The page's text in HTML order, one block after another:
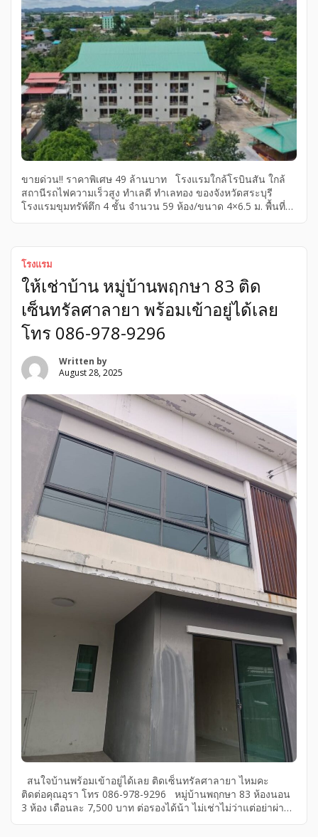
ขายด่วน!! ราคาพิเศษ 49 ล้านบาท โรงแรมใกล้โรบินสัน ใกล้
สถานีรถไฟความเร็วสูง ทำเลดี ทำเลทอง ของจังหวัดสระบุรี
โรงแรมขุมทรัพ์ตึก 4 ชั้น จำนวน 59 ห้อง/ขนาด 4×6.5 ม. พื้นที่
ม. * ห่างสถานีรถไฟความเร็วสูง 800 ม. * ห่างศาลากลาง
[…]
โรงแรม
ให้เช่าบ้าน หมู่บ้านพฤกษา 83 ติด
เซ็นทรัลศาลายา พร้อมเข้าอยู่ได้เลย
โทร 086-978-9296
Written by
August 28, 2025
สนใจบ้านพร้อมเข้าอยู่ได้เลย ติดเซ็นทรัลศาลายา ไหมคะ
ติดต่อคุณอุรา โทร 086-978-9296 หมู่บ้านพฤกษา 83 ห้องนอน
3 ห้อง เดือนละ 7,500 บาท ต่อรองได้น้า ไม่เช่าไม่ว่าแต่อย่าผ่าน